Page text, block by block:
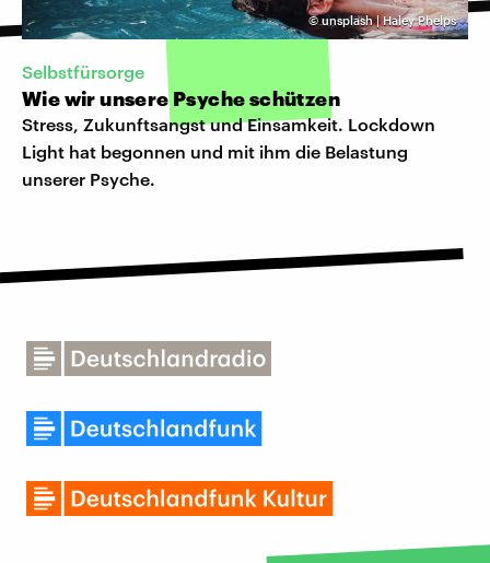
©unsplash | Haley Phelps
Selbstfürsorge
Wie wir unsere Psyche schützen
Stress, Zukunftsangst und Einsamkeit. Lockdown
Light hat begonnen und mit ihm die Belastung
unserer Psyche.